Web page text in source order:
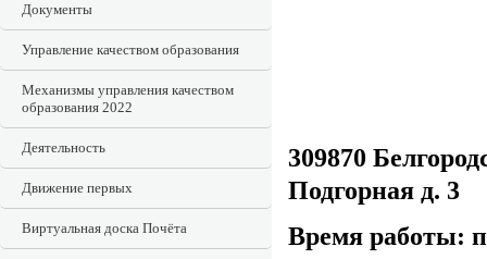
Документы
Управление качеством образования
Механизмы управления качеством
образования 2022
Деятельность
Движение первых
Виртуальная доска Почёта
309870
Подгорная д. 3
Время работы: